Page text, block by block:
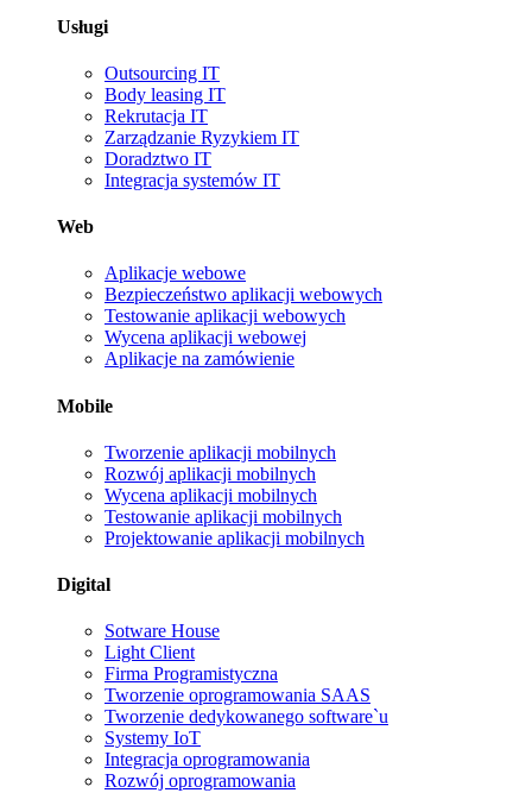
Usługi
Outsourcing IT
Body leasing IT
Rekrutacja IT
Zarządzanie Ryzykiem IT
Doradztwo IT
Integracja systemów IT
Web
Aplikacje webowe
Bezpieczeństwo aplikacji webowych
Testowanie aplikacji webowych
Wycena aplikacji webowej
Aplikacje na zamówienie
Mobile
Tworzenie aplikacji mobilnych
Rozwój aplikacji mobilnych
Wycena aplikacji mobilnych
Testowanie aplikacji mobilnych
Projektowanie aplikacji mobilnych
Digital
Sotware House
Light Client
Firma Programistyczna
Tworzenie oprogramowania SAAS
Tworzenie dedykowanego software`u
Systemy IoT
Integracja oprogramowania
Rozwój oprogramowania